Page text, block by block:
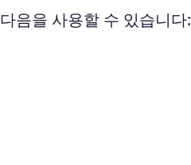
음을 사용할 수 있습니다: